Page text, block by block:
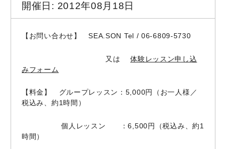
開催日: 2012年08月18日
【お問い合わせ】 SEA.SON Tel / 06-6809-5730
又は体験レッスン申し込
みフォーム
【料金】 グループレッスン：5,000円（お一人様／
税込み、約1時間）
個人レッスン ：6,500円（税込み、約1
時間）